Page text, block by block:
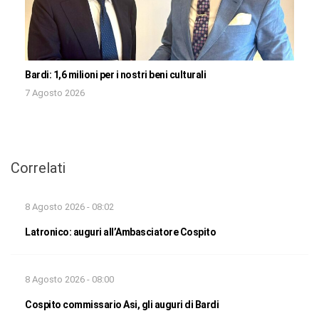
Bardi: 1,6 milioni per i nostri beni culturali
7 Agosto 2026
Correlati
8 Agosto 2026 - 08:02
Latronico: auguri all’Ambasciatore Cospito
8 Agosto 2026 - 08:00
Cospito commissario Asi, gli auguri di Bardi